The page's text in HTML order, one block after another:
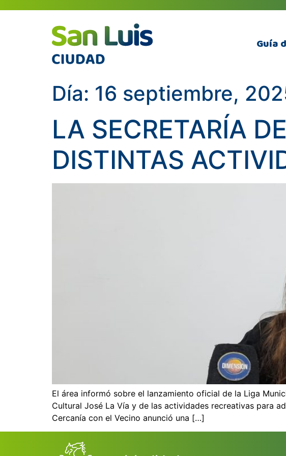
Guía
Día: 16 septiembre,
LA SECRETARÍA
DISTINTAS
El área informó sobre el lanzamiento oficial de la Liga
Cultural José La Vía y de las actividades recreativas para
Cercanía con el Vecino anunció una […]